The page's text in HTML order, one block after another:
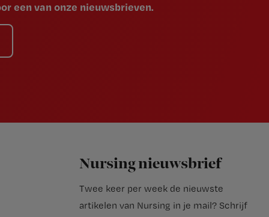
een van onze nieuwsbrieven.
Nursing nieuwsbrief
Twee keer per week de nieuwste
artikelen van Nursing in je mail? Schrijf